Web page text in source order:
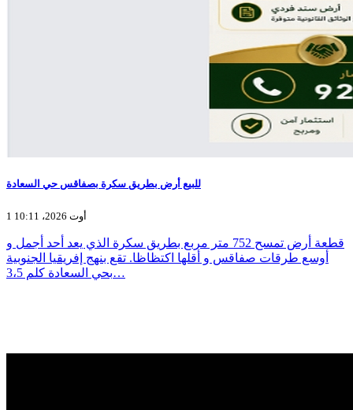
للبيع أرض بطريق سكرة بصفاقس حي السعادة
1 أوت 2026، 10:11
قطعة أرض تمسح 752 متر مربع بطريق سكرة الذي يعد أحد أجمل و
أوسع طرقات صفاقس و أقلها اكتظاظا. تقع بنهج إفريقيا الجنوبية
بحي السعادة كلم 3،5…